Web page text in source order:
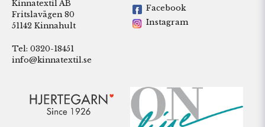
Kinnatextil AB
Fritslavägen 80
51142 Kinnahult
Tel: 0320-18451
info@kinnatextil.se
Facebook
Instagram